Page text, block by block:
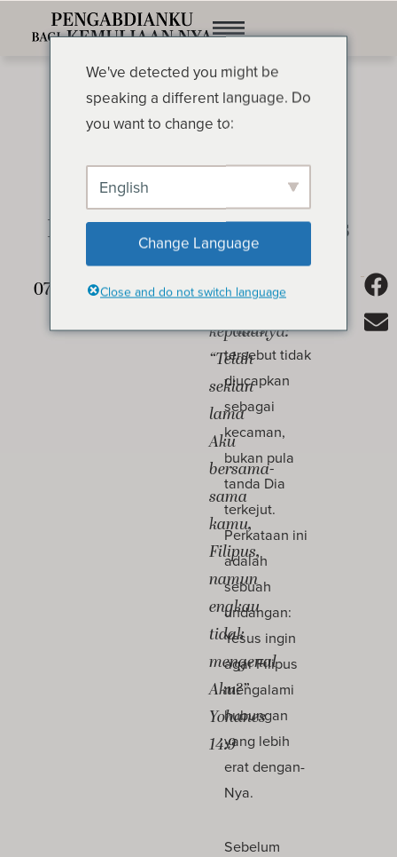
Bergaul Erat dengan Yesus
OLEH OSWALD CHAMBERS
Yesus
kepadanya:
“Telah
sekian
lama
Aku
bersama-
sama
kamu,
Filipus,
namun
engkau
tidak
mengenal
Aku?”
Yohanes
14:9
Yesus kepada
Filipus
tersebut tidak
diucapkan
sebagai
kecaman,
bukan pula
tanda Dia
terkejut.
Perkataan ini
adalah
sebuah
undangan:
Yesus ingin
agar Filipus
mengalami
hubungan
yang lebih
erat dengan-
Nya.
Sebelum
We've detected you might be
speaking a different language. Do
you want to change to:
English
Change Language
Close and do not switch language